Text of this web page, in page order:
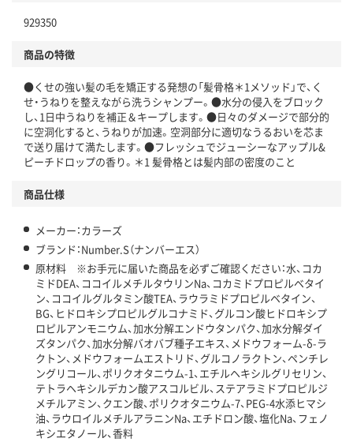
929350
商品の特徴
●くせの強い髪の毛を矯正する発想の「髪骨格＊1メソッド」で、く
せ・うねりを整えながら洗うシャンプー。●水分の侵入をブロック
し、1日中うねりを補正＆キープします。●日々のダメージで部分的
に空洞化すると、うねりが加速。空洞部分に適切なうるおいを芯ま
で送り届けて満たします。●フレッシュでジューシーなアップル&
ピーチドロップの香り。＊1 髪骨格とは髪内部の密度のこと
商品仕様
メーカー：カラーズ
ブランド：Number.S（ナンバーエス）
原材料 ※お手元に届いた商品を必ずご確認ください：水、コカ
ミドDEA、ココイルメチルタウリンNa、コカミドプロピルベタイ
ン、ココイルグルタミン酸TEA、ラウラミドプロピルベタイン、
BG、ヒドロキシプロピルグルコナミド、グルコン酸ヒドロキシプ
ロピルアンモニウム、加水分解エンドウタンパク、加水分解ダイ
ズタンパク、加水分解バオバブ種子エキス、メドウフォーム-δ-ラ
クトン、メドウフォームエストリド、グルコノラクトン、ペンチレ
ングリコール、ポリクオタニウム-1、エチルヘキシルグリセリン、
テトラヘキシルデカン酸アスコルビル、ステアラミドプロピルジ
メチルアミン、クエン酸、ポリクオタニウム-7、PEG-4水添ヒマシ
油、ラウロイルメチルアラニンNa、エチドロン酸、塩化Na、フェノ
キシエタノール、香料